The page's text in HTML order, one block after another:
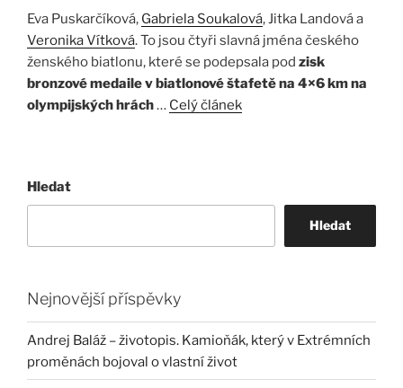
Eva Puskarčíková, Gabriela Soukalová, Jitka Landová a
Veronika Vítková. To jsou čtyři slavná jména českého
ženského biatlonu, které se podepsala pod zisk
bronzové medaile v biatlonové štafetě na 4×6 km na
olympijských hrách… Celý článek
Hledat
Hledat
Nejnovější příspěvky
Andrej Baláž – životopis. Kamioňák, který v Extrémních
proměnách bojoval o vlastní život